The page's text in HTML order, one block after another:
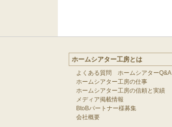
ホームシアター工房とは
よくある質問 ホームシアターQ&A
ホームシアター工房の仕事
ホームシアター工房の信頼と実績
メディア掲載情報
BtoBパートナー様募集
会社概要